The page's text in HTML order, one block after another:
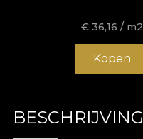
€36,16 / m2
Kopen
BESCHRIJVING